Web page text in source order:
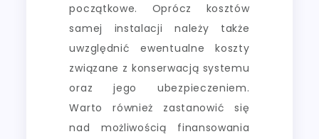
początkowe. Oprócz kosztów
samej instalacji należy także
uwzględnić ewentualne koszty
związane z konserwacją systemu
oraz jego ubezpieczeniem.
Warto również zastanowić się
nad możliwością finansowania